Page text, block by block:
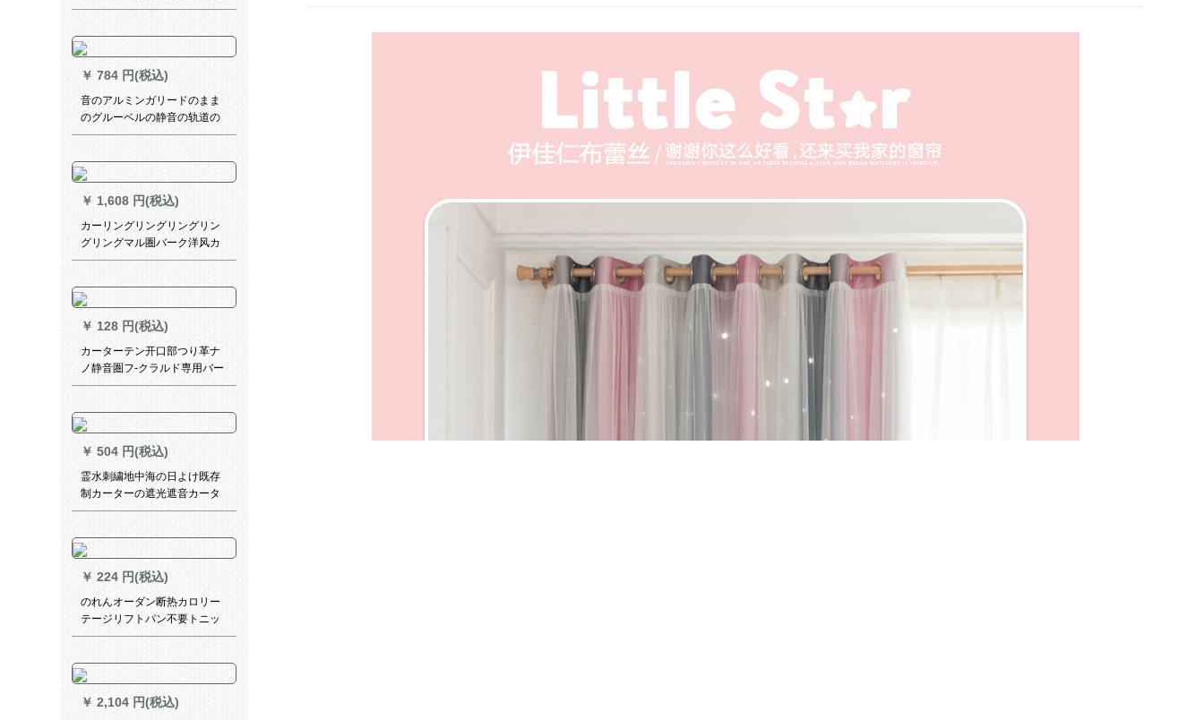
扫きの窓カーターテーン来図
2.0メトル*高さ2.7メトルトル
￥ 784 円(税込)
音のアルミンガリードのまま
のグルーベルの静音の轨道の
白の双ポイントル-顶が诘めら
￥ 1,608 円(税込)
カーリングリングリングリン
グリングマル圏バーク洋风カ
ーターテーリングリングリン
グリング【200入り】
￥ 128 円(税込)
カーターテン开口部つり革ナ
ノ静音圏フ-クラルド専用バー
ク挂轮风吕カーリング开口部
￥ 504 円(税込)
霊水刺繍地中海の日よけ既存
制カーターの遮光遮音カータ
ーターテーンカーンンダンカ
リングリングリングのカーリ
ングリングリングリングリン
グリングリングのための窓寝
室リングリングリングリング
リングリングの窓ガラスガラ
カーダーダーダーダーダーダ
ーダーダーダーダーダー
￥ 224 円(税込)
のれんオーダン断热カロリー
テージリフトパン不要トニッ
クフリーフリーフリーフリー
ー恋爱(平方メトールと)
￥ 2,104 円(税込)